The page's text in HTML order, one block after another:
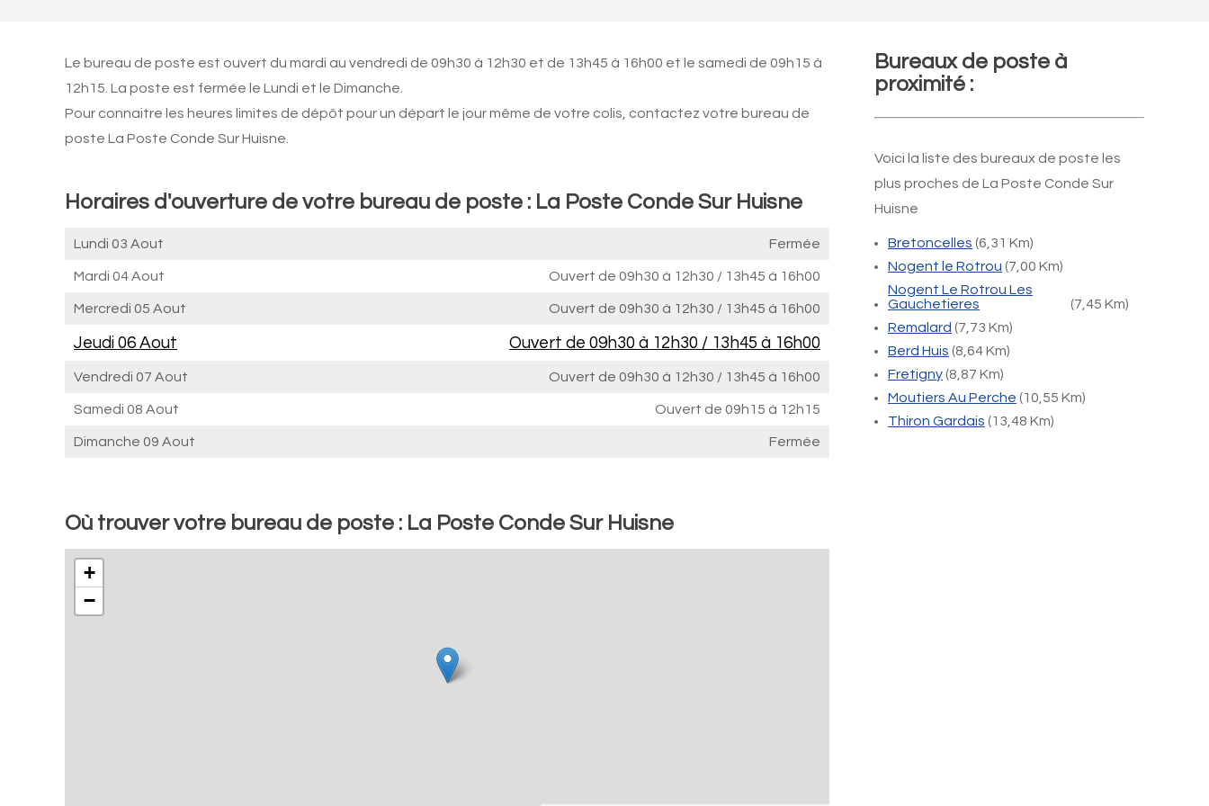
Le bureau de poste est ouvert du mardi au vendredi de 09h30 à 12h30 et de 13h45 à 16h00 et le samedi de 09h15 à
12h15. La poste est fermée le Lundi et le Dimanche.
Pour connaitre les heures limites de dépôt pour un départ le jour même de votre colis, contactez votre bureau de
poste La Poste Conde Sur Huisne.
Horaires d'ouverture de votre bureau de poste : La Poste Conde Sur Huisne
Lundi 03 Aout Fermée
Mardi 04 Aout Ouvert de 09h30 à 12h30 / 13h45 à 16h00
Mercredi 05 Aout Ouvert de 09h30 à 12h30 / 13h45 à 16h00
Jeudi 06 Aout Ouvert de 09h30 à 12h30 / 13h45 à 16h00
Vendredi 07 Aout Ouvert de 09h30 à 12h30 / 13h45 à 16h00
Samedi 08 Aout Ouvert de 09h15 à 12h15
Dimanche 09 Aout Fermée
Où trouver votre bureau de poste : La Poste Conde Sur Huisne
+
−
Bureaux de poste à
proximité :
Voici la liste des bureaux de poste les
plus proches de La Poste Conde Sur
Huisne
Bretoncelles (6,31 Km)
Nogent le Rotrou (7,00 Km)
Nogent Le Rotrou Les
Gauchetieres
(7,45 Km)
Remalard (7,73 Km)
Berd Huis (8,64 Km)
Fretigny(8,87 Km)
Moutiers Au Perche (10,55 Km)
Thiron Gardais (13,48 Km)